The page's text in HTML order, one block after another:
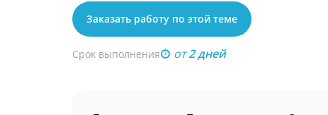
Заказать работу по этой теме
Срок выполнения от2 дней